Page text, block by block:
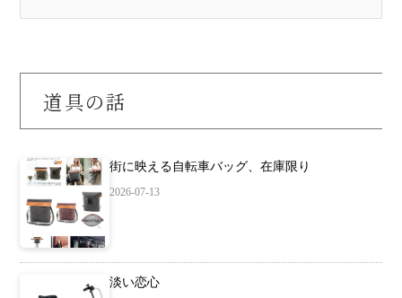
道具の話
街に映える自転車バッグ、在庫限り
2026-07-13
淡い恋心